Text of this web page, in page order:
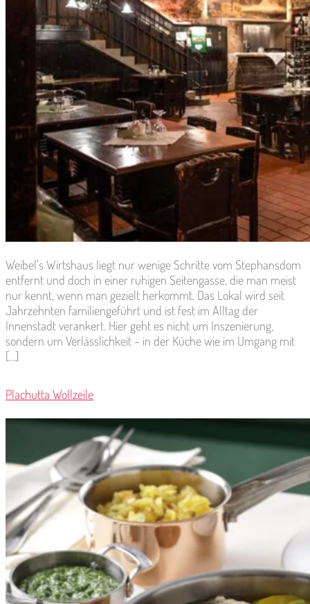
Weibel’s Wirtshaus liegt nur wenige Schritte vom Stephansdom
entfernt und doch in einer ruhigen Seitengasse, die man meist
nur kennt, wenn man gezielt herkommt. Das Lokal wird seit
Jahrzehnten familiengeführt und ist fest im Alltag der
Innenstadt verankert. Hier geht es nicht um Inszenierung,
sondern um Verlässlichkeit – in der Küche wie im Umgang mit
[…]
Plachutta Wollzeile